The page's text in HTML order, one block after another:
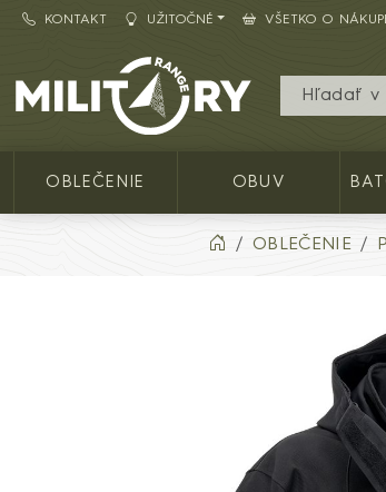
KONTAKT UŽITOČNÉ VŠETKO O
Army shop MILITARY RANGE
OBLEČENIE OBUV
OBLEČENIE